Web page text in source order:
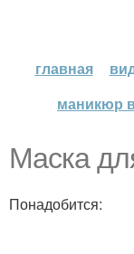
главная
маникюр
Маска
Понадобится: